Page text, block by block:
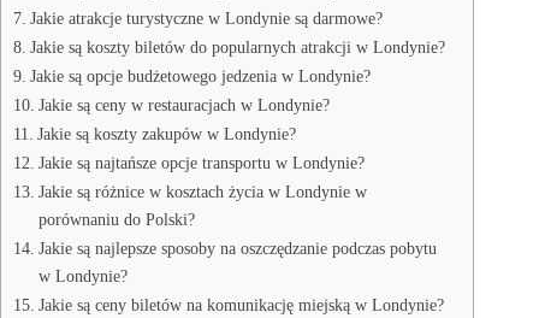
Jakie atrakcje turystyczne w Londynie są darmowe?
Jakie są koszty biletów do popularnych atrakcji w Londynie?
Jakie są opcje budżetowego jedzenia w Londynie?
Jakie są ceny w restauracjach w Londynie?
Jakie są koszty zakupów w Londynie?
Jakie są najtańsze opcje transportu w Londynie?
Jakie są różnice w kosztach życia w Londynie w
porównaniu do Polski?
Jakie są najlepsze sposoby na oszczędzanie podczas pobytu
w Londynie?
Jakie są ceny biletów na komunikację miejską w Londynie?